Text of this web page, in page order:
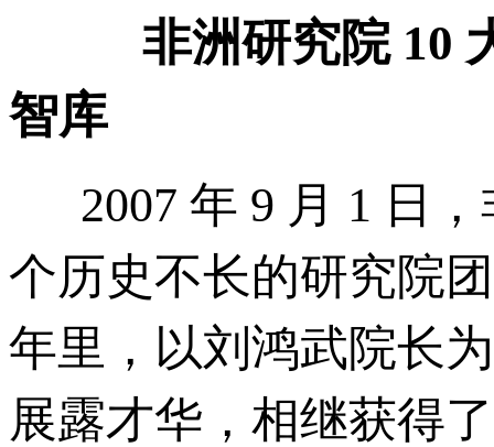
非洲研究院 10
智库
2007 年 9 月 1 日
个历史不长的研究院
年里，以刘鸿武院长
展露才华，相继获得